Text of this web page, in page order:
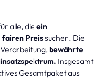
alle, die ein
fairen Preissuchen. Die
bewährte
Insgesamt
Gesamtpaket aus